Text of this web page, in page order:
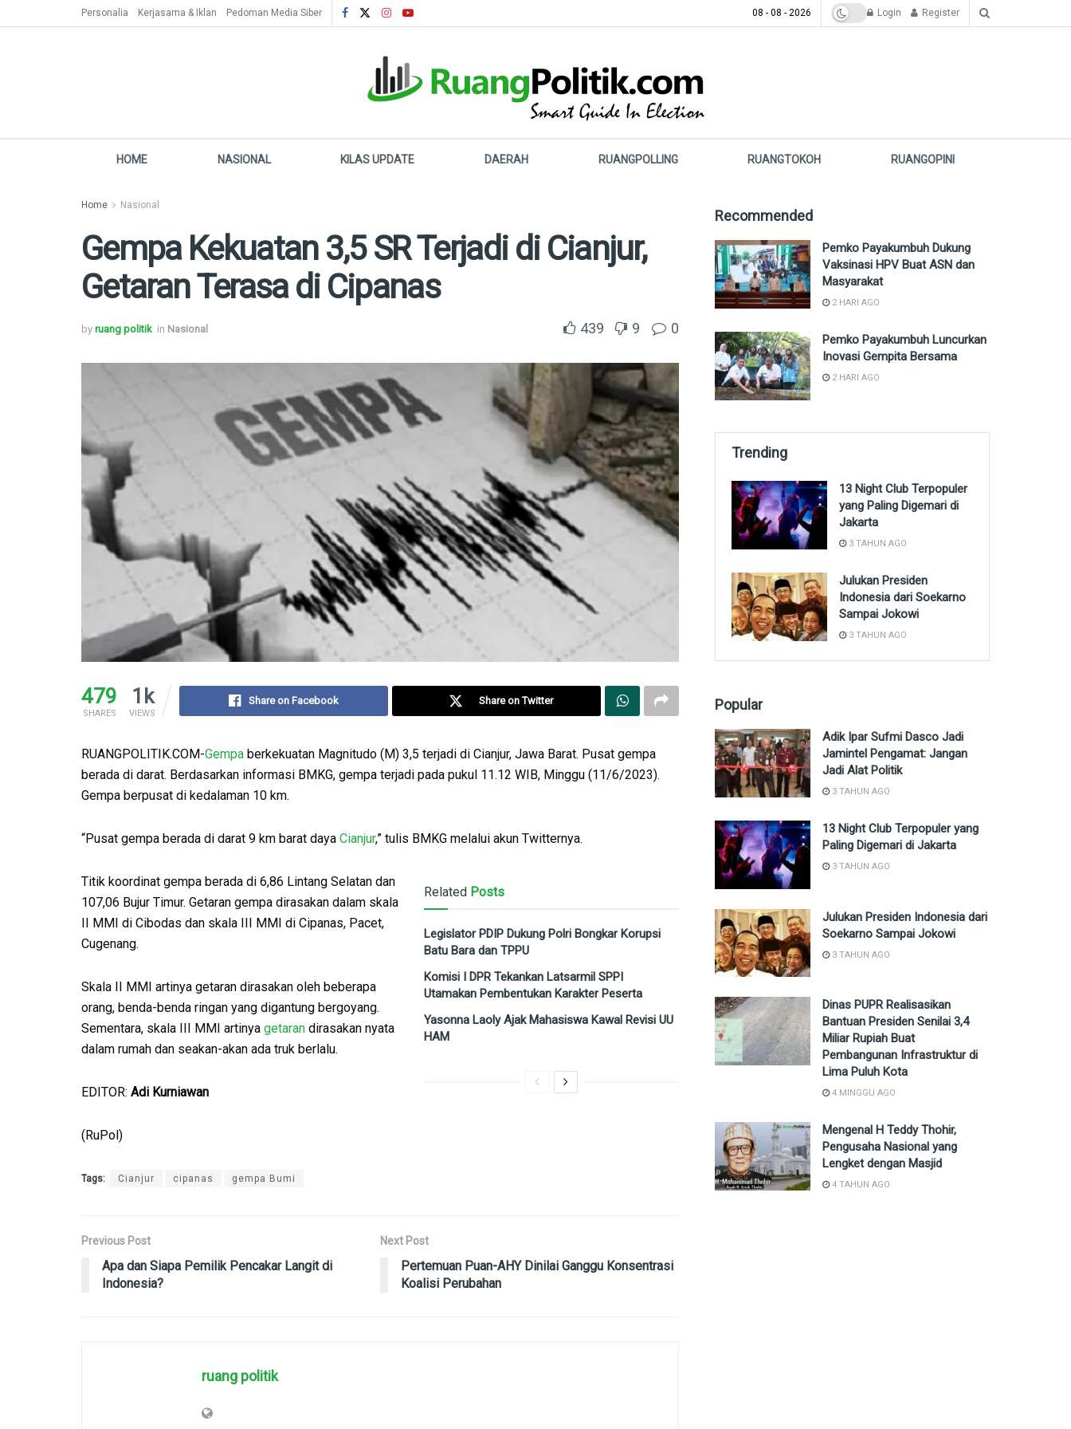
Personalia Kerjasama & Iklan Pedoman Media Siber 08 - 08 - 2026 Login Register
HOME NASIONAL KILAS UPDATE DAERAH RUANGPOLLING RUANGTOKOH RUANGOPINI
Home Nasional
Gempa Kekuatan 3,5 SR Terjadi di Cianjur,
Getaran Terasa di Cipanas
by ruang politik in Nasional 439 9 0
479
SHARES
1k
VIEWS
Share on Facebook Share on Twitter
RUANGPOLITIK.COM-Gempa berkekuatan Magnitudo (M) 3,5 terjadi di Cianjur, Jawa Barat. Pusat gempa
berada di darat. Berdasarkan informasi BMKG, gempa terjadi pada pukul 11.12 WIB, Minggu (11/6/2023).
Gempa berpusat di kedalaman 10 km.
“Pusat gempa berada di darat 9 km barat daya Cianjur,” tulis BMKG melalui akun Twitternya.
Related Posts
Legislator PDIP Dukung Polri Bongkar Korupsi
Batu Bara dan TPPU
Komisi I DPR Tekankan Latsarmil SPPI
Utamakan Pembentukan Karakter Peserta
Yasonna Laoly Ajak Mahasiswa Kawal Revisi UU
HAM
Titik koordinat gempa berada di 6,86 Lintang Selatan dan
107,06 Bujur Timur. Getaran gempa dirasakan dalam skala
II MMI di Cibodas dan skala III MMI di Cipanas, Pacet,
Cugenang.
Skala II MMI artinya getaran dirasakan oleh beberapa
orang, benda-benda ringan yang digantung bergoyang.
Sementara, skala III MMI artinya getaran dirasakan nyata
dalam rumah dan seakan-akan ada truk berlalu.
EDITOR: Adi Kurniawan
(RuPol)
Tags: Cianjur cipanas gempa Bumi
Previous Post
Apa dan Siapa Pemilik Pencakar Langit di
Indonesia?
Next Post
Pertemuan Puan-AHY Dinilai Ganggu Konsentrasi
Koalisi Perubahan
ruang politik
Recommended
Pemko Payakumbuh Dukung
Vaksinasi HPV Buat ASN dan
Masyarakat
2 HARI AGO
Pemko Payakumbuh Luncurkan
Inovasi Gempita Bersama
2 HARI AGO
Trending
13 Night Club Terpopuler
yang Paling Digemari di
Jakarta
3 TAHUN AGO
Julukan Presiden
Indonesia dari Soekarno
Sampai Jokowi
3 TAHUN AGO
Popular
Adik Ipar Sufmi Dasco Jadi
Jamintel Pengamat: Jangan
Jadi Alat Politik
3 TAHUN AGO
13 Night Club Terpopuler yang
Paling Digemari di Jakarta
3 TAHUN AGO
Julukan Presiden Indonesia dari
Soekarno Sampai Jokowi
3 TAHUN AGO
Dinas PUPR Realisasikan
Bantuan Presiden Senilai 3,4
Miliar Rupiah Buat
Pembangunan Infrastruktur di
Lima Puluh Kota
4 MINGGU AGO
Mengenal H Teddy Thohir,
Pengusaha Nasional yang
Lengket dengan Masjid
4 TAHUN AGO